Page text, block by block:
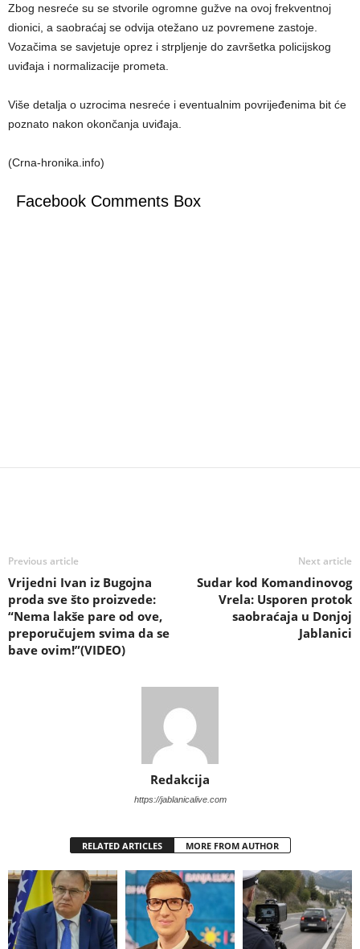
Zbog nesreće su se stvorile ogromne gužve na ovoj frekventnoj
dionici, a saobraćaj se odvija otežano uz povremene zastoje.
Vozačima se savjetuje oprez i strpljenje do završetka policijskog
uviđaja i normalizacije prometa.
Više detalja o uzrocima nesreće i eventualnim povrijeđenima bit će
poznato nakon okončanja uviđaja.
(Crna-hronika.info)
Facebook Comments Box
Previous article
Vrijedni Ivan iz Bugojna
proda sve što proizvede:
“Nema lakše pare od ove,
preporučujem svima da se
bave ovim!”(VIDEO)
Next article
Sudar kod Komandinovog
Vrela: Usporen protok
saobraćaja u Donjoj
Jablanici
Redakcija
https://jablanicalive.com
RELATED ARTICLES MORE FROM AUTHOR